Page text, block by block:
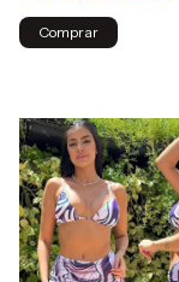
Comprar